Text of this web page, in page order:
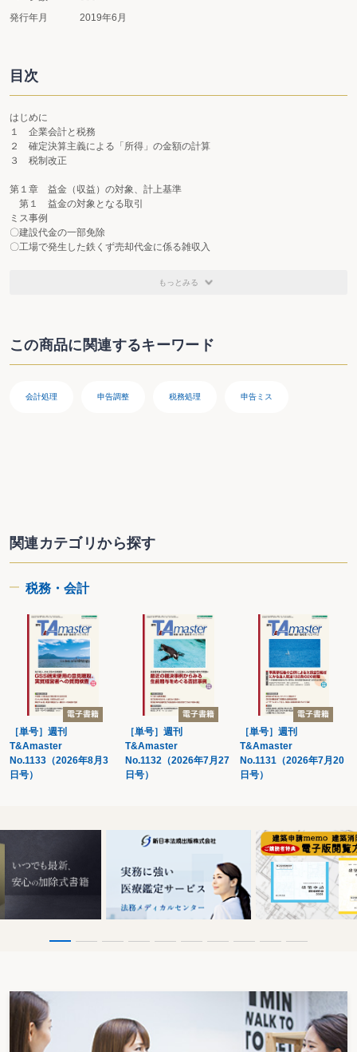
発行年月
2019年6月
目次
はじめに
１ 企業会計と税務
２ 確定決算主義による「所得」の金額の計算
３ 税制改正
第１章 益金（収益）の対象、計上基準
第１ 益金の対象となる取引
ミス事例
〇建設代金の一部免除
〇工場で発生した鉄くず売却代金に係る雑収入
第２ 益金（収益）の計上時期
１ 棚卸資産の販売による収益
〇取引先相手により異なる収益の認識基準の適用
〇旅行予約金の収益計上
３ 固定資産の譲渡等に係る収益
ミス事例
４ その他の収益
〇複数事業年度を対象とした営業補償金の収受
〇後払いで受け取る定額の使用料（ロイヤリティ)
第２章 損金（費用）の計上基準
第１ 売上原価
ミス事例
〇未確定の事後的費用の見積計上
〇工場勤務社員の社宅費用（会社負担分)
〇概算設計と詳細設計
〇商社が支出する企画商品に係る品質管理費用等
第２ 販売費及び一般管理費
ミス事例
〇未払の社会保険料に係る費用計上
〇会社が負担する確定給付企業年金の掛金
〇期末に未払計上した売上割戻金
第３ その他の費用
ミス事例
〇保険が付保された資産に係る損失
〇｢みなし役員」に対する給与
〇経営に従事していない親族に対する給与
２ 使用人兼務役員
ミス事例
もっとみる
この商品に関連するキーワード
会計処理 申告調整 税務処理 申告ミス
関連カテゴリから探す
税務・会計
［単号］週刊
T&Amaster
No.1133（2026年8月3
日号）
［単号］週刊
T&Amaster
No.1132（2026年7月27
日号）
［単号］週刊
T&Amaster
No.1131（2026年7月20
日号）